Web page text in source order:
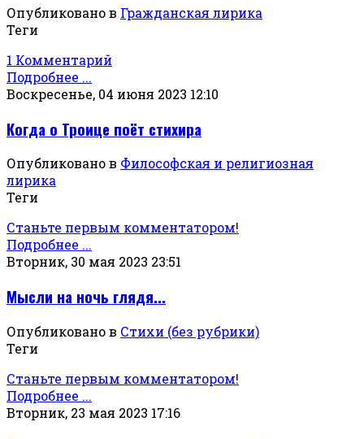
Опубликовано в Гражданская лирика
Теги
1 Комментарий
Подробнее ...
Воскресенье, 04 июня 2023 12:10
Когда о Троице поёт стихира
Опубликовано в Философская и религиозная
лирика
Теги
Станьте первым комментатором!
Подробнее ...
Вторник, 30 мая 2023 23:51
Мысли на ночь глядя...
Опубликовано в Стихи (без рубрики)
Теги
Станьте первым комментатором!
Подробнее ...
Вторник, 23 мая 2023 17:16